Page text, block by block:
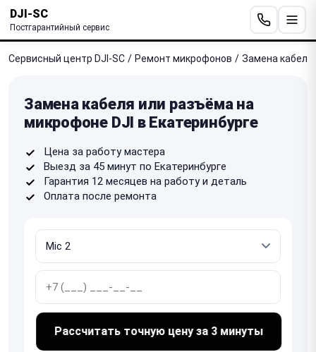
DJI-SC
Постгарантийный сервис
Сервисный центр DJI-SC / Ремонт микрофонов / Замена
Замена кабеля или разъёма на
микрофоне DJI в Екатеринбурге
Цена за работу мастера
Выезд за 45 минут по Екатеринбурге
Гарантия 12 месяцев на работу и деталь
Оплата после ремонта
Рассчитать точную цену за 3 минуты